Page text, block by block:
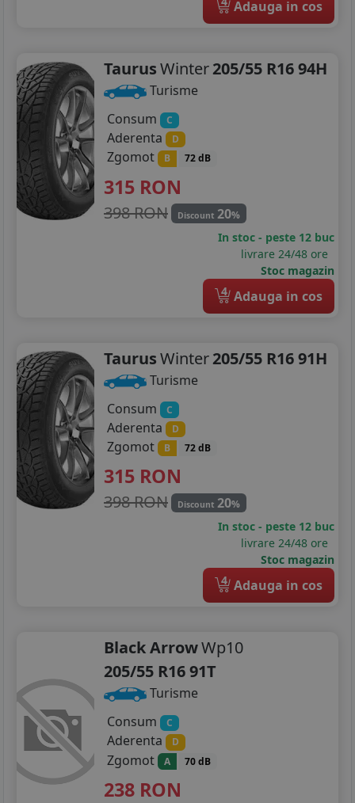
Adauga in cos
TaurusWinter205/55 R16 94H
Turisme
Consum
C
Aderenta D
Zgomot B 72 dB
315 RON
398 RON Discount 20%
In stoc - peste 12 buc
livrare 24/48 ore
Stoc magazin
4 Adauga in cos
TaurusWinter205/55 R16 91H
Turisme
Consum
C
Aderenta D
Zgomot B 72 dB
315 RON
398 RON Discount 20%
In stoc - peste 12 buc
livrare 24/48 ore
Stoc magazin
4 Adauga in cos
Black ArrowWp10
205/55 R16 91T
Turisme
Consum
C
Aderenta D
Zgomot A 70 dB
238 RON